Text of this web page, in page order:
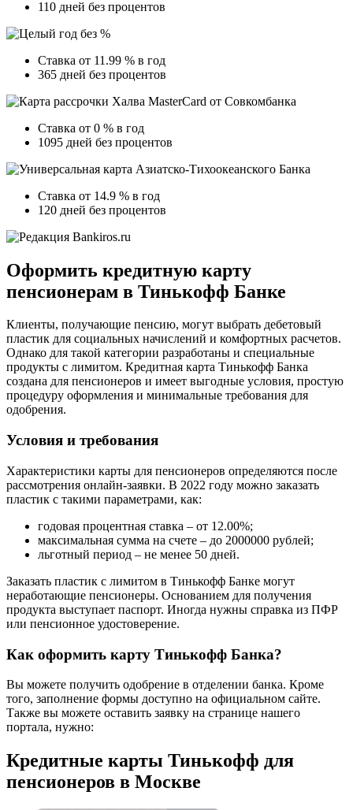
110 дней без процентов
Ставка от 11.99 % в год
365 дней без процентов
Ставка от 0 % в год
1095 дней без процентов
Ставка от 14.9 % в год
120 дней без процентов
Оформить кредитную карту
пенсионерам в Тинькофф Банке
Клиенты, получающие пенсию, могут выбрать дебетовый
пластик для социальных начислений и комфортных расчетов.
Однако для такой категории разработаны и специальные
продукты с лимитом. Кредитная карта Тинькофф Банка
создана для пенсионеров и имеет выгодные условия, простую
процедуру оформления и минимальные требования для
одобрения.
Условия и требования
Характеристики карты для пенсионеров определяются после
рассмотрения онлайн-заявки. В 2022 году можно заказать
пластик с такими параметрами, как:
годовая процентная ставка – от 12.00%;
максимальная сумма на счете – до 2000000 рублей;
льготный период – не менее 50 дней.
Заказать пластик с лимитом в Тинькофф Банке могут
неработающие пенсионеры. Основанием для получения
продукта выступает паспорт. Иногда нужны справка из ПФР
или пенсионное удостоверение.
Как оформить карту Тинькофф Банка?
Вы можете получить одобрение в отделении банка. Кроме
того, заполнение формы доступно на официальном сайте.
Также вы можете оставить заявку на странице нашего
портала, нужно:
Кредитные карты Тинькофф для
пенсионеров в Москве